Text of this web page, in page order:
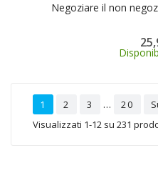
Negoziare il non
1 2 3 … 20
Visualizzati 1-12 su 231